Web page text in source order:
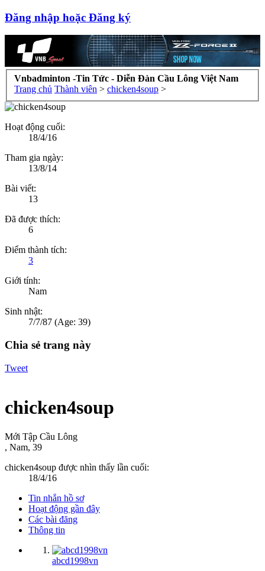
Đăng nhập hoặc Đăng ký
Vnbadminton -Tin Tức - Diễn Đàn Cầu Lông Việt Nam
Trang chủ Thành viên > chicken4soup >
Hoạt động cuối:
18/4/16
Tham gia ngày:
13/8/14
Bài viết:
13
Đã được thích:
6
Điểm thành tích:
3
Giới tính:
Nam
Sinh nhật:
7/7/87 (Age: 39)
Chia sẻ trang này
Tweet
chicken4soup
Mới Tập Cầu Lông
, Nam, 39
chicken4soup được nhìn thấy lần cuối:
18/4/16
Tin nhắn hồ sơ
Hoạt động gần đây
Các bài đăng
Thông tin
abcd1998vn